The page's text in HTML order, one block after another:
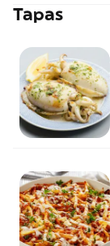
Tapas